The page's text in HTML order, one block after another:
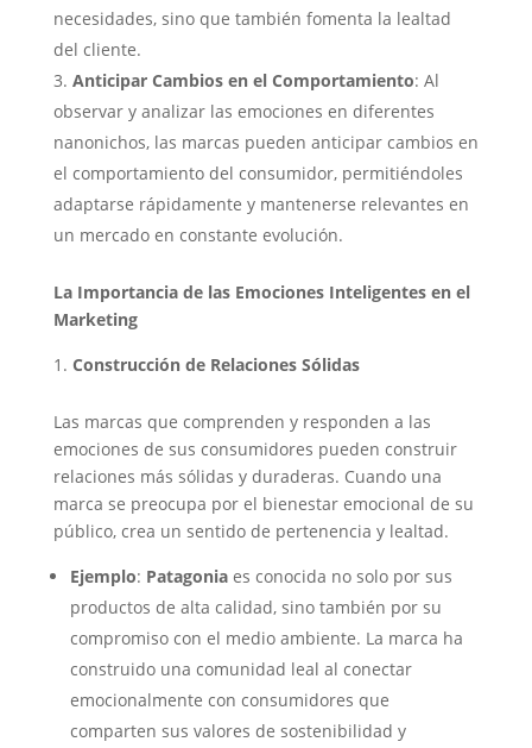
necesidades, sino que también fomenta la lealtad
del cliente.
Anticipar Cambios en el Comportamiento: Al
observar y analizar las emociones en diferentes
nanonichos, las marcas pueden anticipar cambios en
el comportamiento del consumidor, permitiéndoles
adaptarse rápidamente y mantenerse relevantes en
un mercado en constante evolución.
La Importancia de las Emociones Inteligentes en el
Marketing
Construcción de Relaciones Sólidas
Las marcas que comprenden y responden a las
emociones de sus consumidores pueden construir
relaciones más sólidas y duraderas. Cuando una
marca se preocupa por el bienestar emocional de su
público, crea un sentido de pertenencia y lealtad.
Ejemplo: Patagoniaes conocida no solo por sus
productos de alta calidad, sino también por su
compromiso con el medio ambiente. La marca ha
construido una comunidad leal al conectar
emocionalmente con consumidores que
comparten sus valores de sostenibilidad y